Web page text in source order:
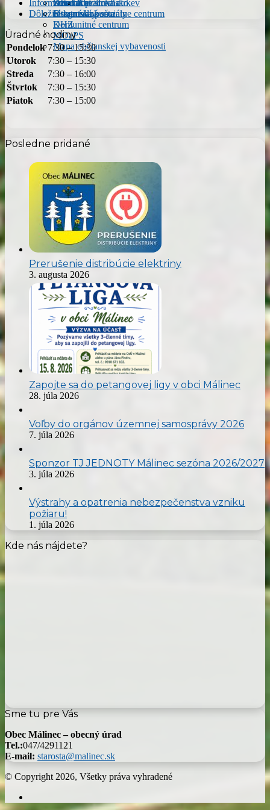
Smernice
Ostatné dokumenty
Katolícka cirkev
Zdravotné stredisko
Slovenská pošta
DHZ
Obecná práčovňa
Integrované sociálne centrum
Komunitné centrum
MOaPS
Mapa občianskej vybavenosti
zreteľa
Informácie CO
Dôležité kontakty
Úradné hodiny
Pondelok 7:30 – 15:30
Utorok
7:30 – 15:30
Streda
7:30 – 16:00
Štvrtok
7:30 – 15:30
Piatok
7:30 – 15:00
Posledne pridané
Prerušenie distribúcie elektriny
3. augusta 2026
Zapojte sa do petangovej ligy v obci Málinec
28. júla 2026
Voľby do orgánov územnej samosprávy 2026
7. júla 2026
Sponzor TJ JEDNOTY Málinec sezóna 2026/2027
3. júla 2026
Výstrahy a opatrenia nebezpečenstva vzniku
požiaru!
1. júla 2026
Kde nás nájdete?
Sme tu pre Vás
Obec Málinec – obecný úrad
Tel.:047/4291121
E-mail: starosta@malinec.sk
© Copyright 2026, Všetky práva vyhradené